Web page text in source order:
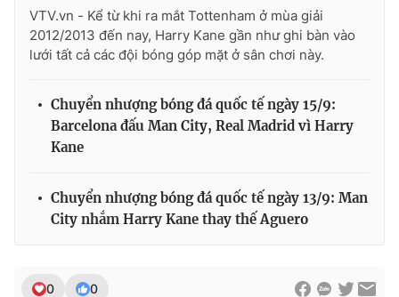
Ðiện thoại Thời báo VTV: 024.66 897 897
Email:toasoan@vtv.vn
Liên hệ quảng cáo:024-7300.7108
VTV.vn - Kể từ khi ra mắt Tottenham ở mùa giải
2012/2013 đến nay, Harry Kane gần như ghi bàn vào
lưới tất cả các đội bóng góp mặt ở sân chơi này.
Chuyển nhượng bóng đá quốc tế ngày 15/9:
Barcelona đấu Man City, Real Madrid vì Harry
Kane
Chuyển nhượng bóng đá quốc tế ngày 13/9: Man
City nhắm Harry Kane thay thế Aguero
0 0